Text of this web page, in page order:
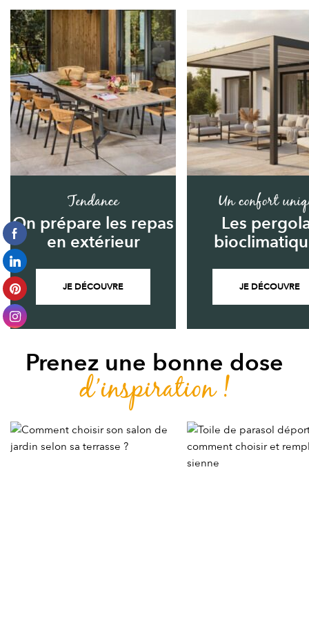
Tendance
On prépare les repas
en extérieur
JE DÉCOUVRE
Un confort
Les
JE DÉCOUVRE
Prenez une bonne dose
d’inspiration !